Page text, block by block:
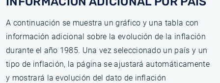
A continuación se muestra un gráfico y una tabla con
información adicional sobre la evolución de la inflación
durante el año 1985. Una vez seleccionado un país y un
tipo de inflación, la página se ajustará automáticamente
y mostrará la evolución del dato de inflación